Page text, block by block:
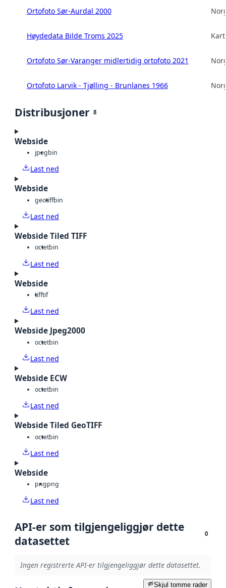
Ortofoto Sør-Aurdal 2000
Høydedata Bilde Troms 2025
Ortofoto Sør-Varanger midlertidig ortofoto 2021
Ortofoto Larvik - Tjølling - Brunlanes 1966
Distribusjoner 8
Webside
jpegbin
Last ned
Webside
geotiffbin
Last ned
Webside Tiled TIFF
octetbin
Last ned
Webside
tifftif
Last ned
Webside Jpeg2000
octetbin
Last ned
Webside ECW
octetbin
Last ned
Webside Tiled GeoTIFF
octetbin
Last ned
Webside
pngpng
Last ned
API-er som tilgjengeliggjør dette
datasettet
0
Ingen registrerte API-er tilgjengeliggjør dette datasettet.
Skjul tomme rader